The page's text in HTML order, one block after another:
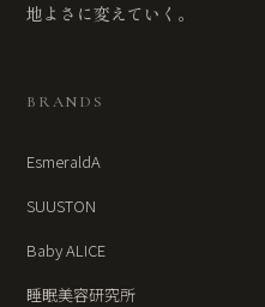
地よさに変えていく。
BRANDS
EsmeraldA
SUUSTON
Baby ALICE
睡眠美容研究所